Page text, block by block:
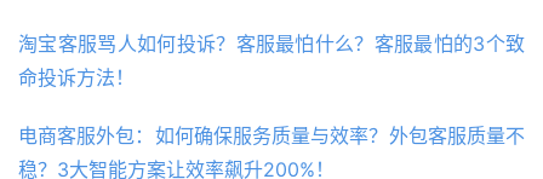
淘宝客服骂人如何投诉？客服最怕什么？客服最怕的3个致
命投诉方法！
电商客服外包：如何确保服务质量与效率？外包客服质量不
稳？3大智能方案让效率飙升200%！